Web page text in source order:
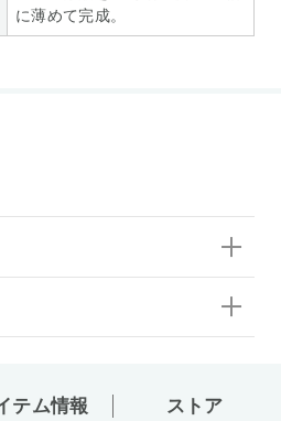
に薄めて完成。
テム情報 ストア